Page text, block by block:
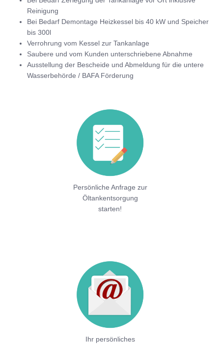
Reinigung
Bei Bedarf Demontage Heizkessel bis 40 kW und Speicher
bis 300l
Verrohrung vom Kessel zur Tankanlage
Saubere und vom Kunden unterschriebene Abnahme
Ausstellung der Bescheide und Abmeldung für die untere
Wasserbehörde / BAFA Förderung
Persönliche Anfrage zur
Öltankentsorgung
starten!
Ihr persönliches